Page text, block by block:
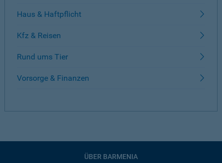
Haus & Haftpflicht
Kfz & Reisen
Rund ums Tier
Vorsorge & Finanzen
ÜBER BARMENIA